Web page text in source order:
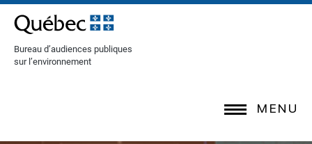
[Common.SkipToContent]
Bureau d’audiences publiques
sur l’environnement
MENU